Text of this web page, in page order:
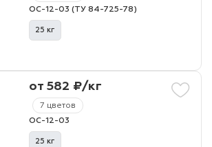
ОС-12-03 (ТУ 84-725-78)
25 кг
7 цветов
от 582 ₽/кг
ОС-12-03
25 кг